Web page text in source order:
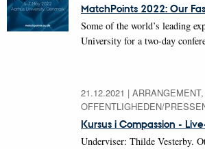
MatchPoints 2022: Our
Some of the world’s leading
University for a two-day
21.12.2021 |
OFFENTLIGHEDEN/
Kursus i Compassion -
Underviser: Thilde Vesterby.